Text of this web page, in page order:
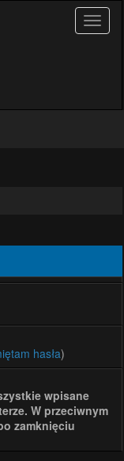
hasła)
wpisane
W przeciwnym
zamknięciu